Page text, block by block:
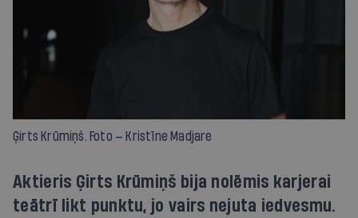
Ģirts Krūmiņš. Foto — Kristīne Madjare
Aktieris Ģirts Krūmiņš bija nolēmis karjerai
teātrī likt punktu, jo vairs nejuta iedvesmu.